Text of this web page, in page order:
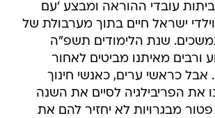
עובדי ההוראה ומבצע 'עם
ישראל חיים בתוך מערבולת של
שנת הלימודים תשפ"ה
ורבים מאיתנו מביטים לאחור
כראשי ערים, כאנשי חינוך
את הפריבילגיה לסיים את השנה
פטור מבגרויות לא יחזיר להם את